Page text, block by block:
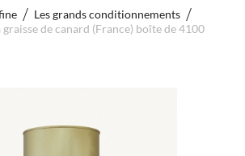
Les grands conditionnements
de canard (France) boîte de 4100